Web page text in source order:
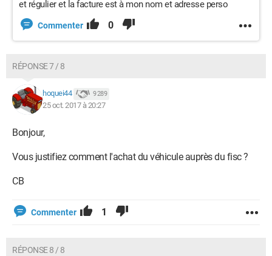
et régulier et la facture est à mon nom et adresse perso
Commenter 0
RÉPONSE 7 / 8
hoquei44 9 289
25 oct. 2017 à 20:27
Bonjour,
Vous justifiez comment l'achat du véhicule auprès du fisc ?
CB
Commenter 1
RÉPONSE 8 / 8